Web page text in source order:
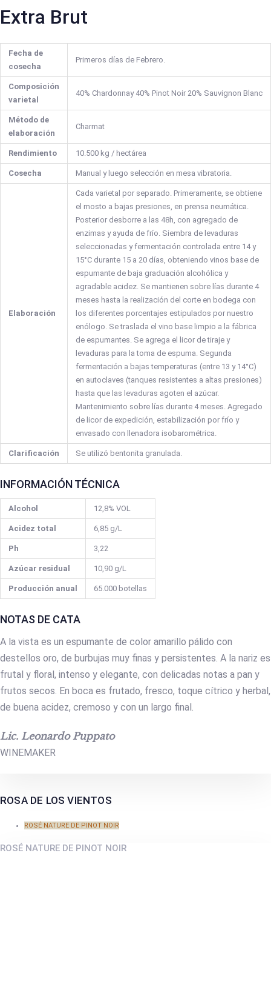
Extra Brut
Fecha de
cosecha
Primeros días de Febrero.
Composición
varietal
40% Chardonnay 40% Pinot Noir 20% Sauvignon Blanc
Método de
elaboración
Charmat
Rendimiento 10.500 kg / hectárea
Cosecha Manual y luego selección en mesa vibratoria.
Elaboración
Cada varietal por separado. Primeramente, se obtiene
el mosto a bajas presiones, en prensa neumática.
Posterior desborre a las 48h, con agregado de
enzimas y ayuda de frío. Siembra de levaduras
seleccionadas y fermentación controlada entre 14 y
15°C durante 15 a 20 días, obteniendo vinos base de
espumante de baja graduación alcohólica y
agradable acidez. Se mantienen sobre lías durante 4
meses hasta la realización del corte en bodega con
los diferentes porcentajes estipulados por nuestro
enólogo. Se traslada el vino base limpio a la fábrica
de espumantes. Se agrega el licor de tiraje y
levaduras para la toma de espuma. Segunda
fermentación a bajas temperaturas (entre 13 y 14°C)
en autoclaves (tanques resistentes a altas presiones)
hasta que las levaduras agoten el azúcar.
Mantenimiento sobre lías durante 4 meses. Agregado
de licor de expedición, estabilización por frío y
envasado con llenadora isobarométrica.
Clarificación Se utilizó bentonita granulada.
INFORMACIÓN TÉCNICA
Alcohol 12,8% VOL
Acidez total 6,85 g/L
Ph 3,22
Azúcar residual 10,90 g/L
Producción anual 65.000 botellas
NOTAS DE CATA
A la vista es un espumante de color amarillo pálido con
destellos oro, de burbujas muy finas y persistentes. A la nariz es
frutal y floral, intenso y elegante, con delicadas notas a pan y
frutos secos. En boca es frutado, fresco, toque cítrico y herbal,
de buena acidez, cremoso y con un largo final.
Lic. Leonardo Puppato
WINEMAKER
ROSA DE LOS VIENTOS
ROSÉ NATURE DE PINOT NOIR
ROSÉ NATURE DE PINOT NOIR